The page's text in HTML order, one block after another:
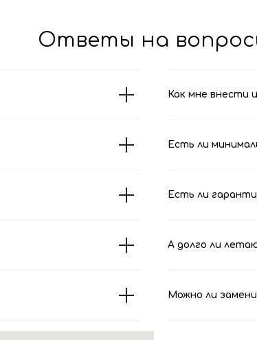
Ответы на
Как мне внести
Есть ли
Есть ли
А долго ли
Можно ли